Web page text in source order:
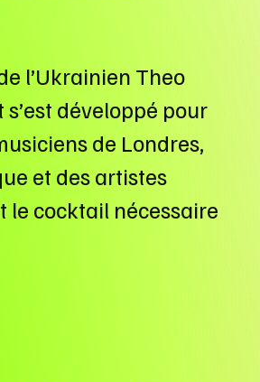
l’Ukrainien Theo
développé pour
de Londres,
et des artistes
cocktail nécessaire